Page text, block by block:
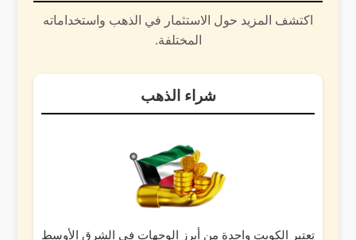
اكتشف المزيد حول الاستثمار في الذهب واستخداماته
المختلفة.
شراء الذهب
تعتبر الكويت واحدة من أبرز الوجهات في الشرق الأوسط